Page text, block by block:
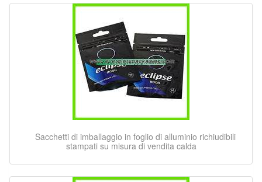
Sacchetti di imballaggio in foglio di alluminio richiudibili
stampati su misura di vendita calda